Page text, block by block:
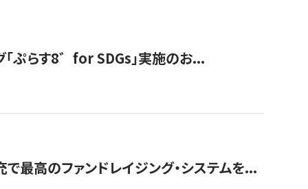
ぷらす8゛for SDGs」実施のお...
最高のファンドレイジング・システムを...